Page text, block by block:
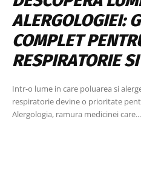
ALERGOLOGIEI:
COMPLET
RESPIRATORIE
Intr-o lume in care poluarea si
respiratorie devine o prioritate
Alergologia, ramura medicinei care...